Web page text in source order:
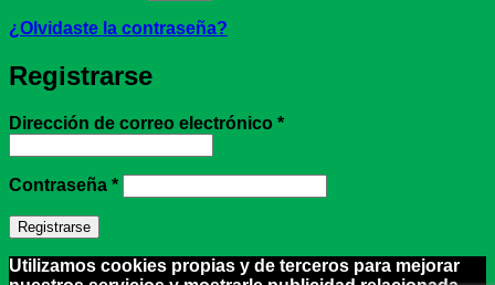
¿Olvidaste la contraseña?
Registrarse
Dirección de correo electrónico *Obligatorio
Contraseña *Obligatorio
Registrarse
Utilizamos cookies propias y de terceros para mejorar